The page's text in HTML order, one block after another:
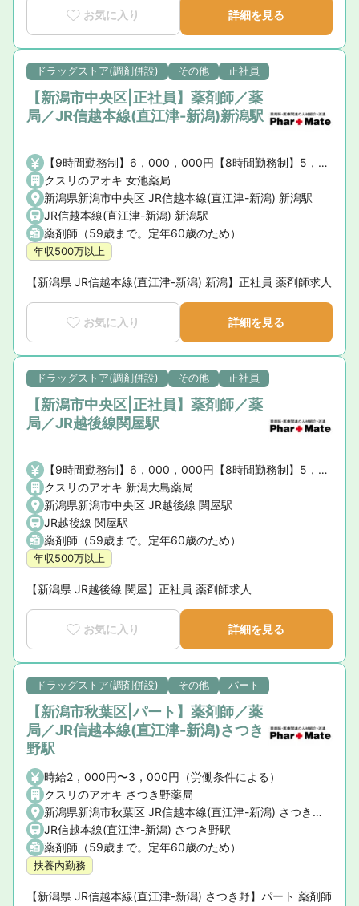
お気に入り 詳細を見る
ドラッグストア(調剤併設) その他 正社員
【新潟市中央区|正社員】薬剤師／薬
局／JR信越本線(直江津-新潟)新潟駅
【9時間勤務制】6，000，000円【8時間勤務制】5，000，000円※薬剤師手当・賞与を含む、諸手当は含まない
クスリのアオキ 女池薬局
新潟県新潟市中央区 JR信越本線(直江津-新潟) 新潟駅
JR信越本線(直江津-新潟) 新潟駅
薬剤師（59歳まで。定年60歳のため）
年収500万以上
【新潟県 JR信越本線(直江津-新潟) 新潟】正社員 薬剤師求人
お気に入り 詳細を見る
ドラッグストア(調剤併設) その他 正社員
【新潟市中央区|正社員】薬剤師／薬
局／JR越後線関屋駅
【9時間勤務制】6，000，000円【8時間勤務制】5，000，000円※薬剤師手当・賞与を含む、諸手当は含まない
クスリのアオキ 新潟大島薬局
新潟県新潟市中央区 JR越後線 関屋駅
JR越後線 関屋駅
薬剤師（59歳まで。定年60歳のため）
年収500万以上
【新潟県 JR越後線 関屋】正社員 薬剤師求人
お気に入り 詳細を見る
ドラッグストア(調剤併設) その他 パート
【新潟市秋葉区|パート】薬剤師／薬
局／JR信越本線(直江津-新潟)さつき
野駅
時給2，000円〜3，000円（労働条件による）
クスリのアオキ さつき野薬局
新潟県新潟市秋葉区 JR信越本線(直江津-新潟) さつき野駅
JR信越本線(直江津-新潟) さつき野駅
薬剤師（59歳まで。定年60歳のため）
扶養内勤務
【新潟県 JR信越本線(直江津-新潟) さつき野】パート 薬剤師